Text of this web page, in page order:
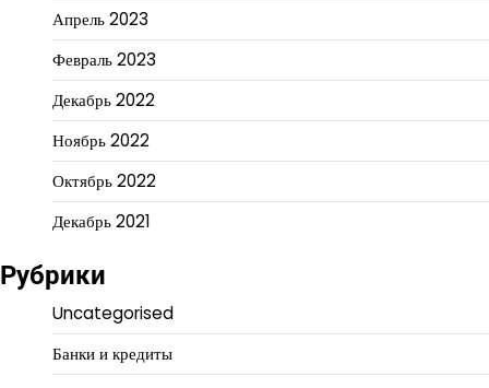
Апрель 2023
Февраль 2023
Декабрь 2022
Ноябрь 2022
Октябрь 2022
Декабрь 2021
Рубрики
Uncategorised
Банки и кредиты